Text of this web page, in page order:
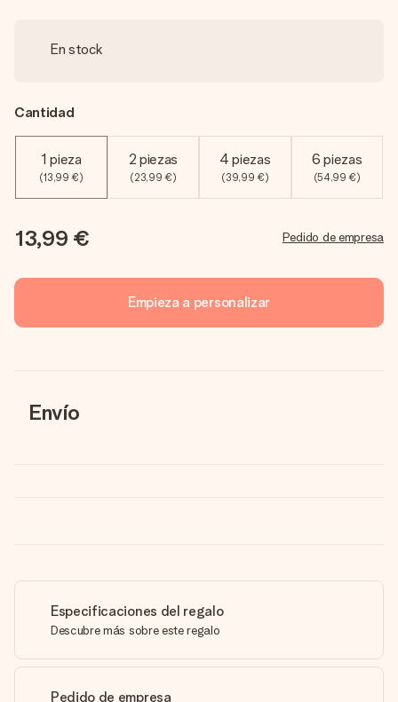
En stock
Cantidad
1 pieza
(13,99 €)
2 piezas
(23,99 €)
4 piezas
(39,99 €)
6 piezas
(54,99 €)
13,99 € Pedido de empresa
Empieza a personalizar
Envío
Especificaciones del regalo
Descubre más sobre este regalo
Pedido de empresa